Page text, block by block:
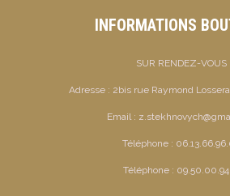
INFORMATIONS
SUR RENDEZ-VOUS
Adresse : 2bis rue Raymond
Email :
Téléphone :
Téléphone :